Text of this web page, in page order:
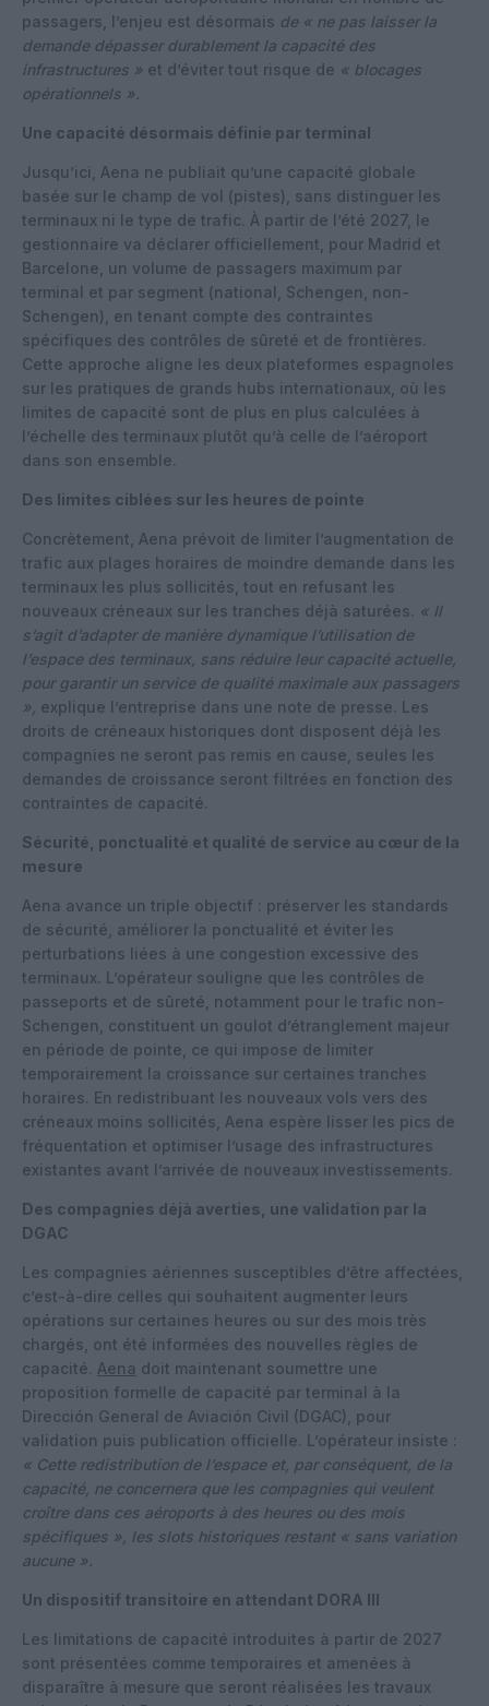
passagers, l’enjeu est désormais de « ne pas laisser la
demande dépasser durablement la capacité des
infrastructures » et d’éviter tout risque de « blocages
opérationnels ».
Une capacité désormais définie par terminal
Jusqu’ici, Aena ne publiait qu’une capacité globale
basée sur le champ de vol (pistes), sans distinguer les
terminaux ni le type de trafic. À partir de l’été 2027, le
gestionnaire va déclarer officiellement, pour Madrid et
Barcelone, un volume de passagers maximum par
terminal et par segment (national, Schengen, non-
Schengen), en tenant compte des contraintes
spécifiques des contrôles de sûreté et de frontières.
Cette approche aligne les deux plateformes espagnoles
sur les pratiques de grands hubs internationaux, où les
limites de capacité sont de plus en plus calculées à
l’échelle des terminaux plutôt qu’à celle de l’aéroport
dans son ensemble.
Des limites ciblées sur les heures de pointe
Concrètement, Aena prévoit de limiter l’augmentation de
trafic aux plages horaires de moindre demande dans les
terminaux les plus sollicités, tout en refusant les
nouveaux créneaux sur les tranches déjà saturées. « Il
s’agit d’adapter de manière dynamique l’utilisation de
l’espace des terminaux, sans réduire leur capacité actuelle,
pour garantir un service de qualité maximale aux passagers
», explique l’entreprise dans une note de presse. Les
droits de créneaux historiques dont disposent déjà les
compagnies ne seront pas remis en cause, seules les
demandes de croissance seront filtrées en fonction des
contraintes de capacité.
Sécurité, ponctualité et qualité de service au cœur de la
mesure
Aena avance un triple objectif : préserver les standards
de sécurité, améliorer la ponctualité et éviter les
perturbations liées à une congestion excessive des
terminaux. L’opérateur souligne que les contrôles de
passeports et de sûreté, notamment pour le trafic non-
Schengen, constituent un goulot d’étranglement majeur
en période de pointe, ce qui impose de limiter
temporairement la croissance sur certaines tranches
horaires. En redistribuant les nouveaux vols vers des
créneaux moins sollicités, Aena espère lisser les pics de
fréquentation et optimiser l’usage des infrastructures
existantes avant l’arrivée de nouveaux investissements.
Des compagnies déjà averties, une validation par la
DGAC
Les compagnies aériennes susceptibles d’être affectées,
c’est-à-dire celles qui souhaitent augmenter leurs
opérations sur certaines heures ou sur des mois très
chargés, ont été informées des nouvelles règles de
capacité. Aena doit maintenant soumettre une
proposition formelle de capacité par terminal à la
Dirección General de Aviación Civil (DGAC), pour
validation puis publication officielle. L’opérateur insiste :
« Cette redistribution de l’espace et, par conséquent, de la
capacité, ne concernera que les compagnies qui veulent
croître dans ces aéroports à des heures ou des mois
spécifiques », les slots historiques restant « sans variation
aucune ».
Un dispositif transitoire en attendant DORA III
Les limitations de capacité introduites à partir de 2027
sont présentées comme temporaires et amenées à
disparaître à mesure que seront réalisées les travaux